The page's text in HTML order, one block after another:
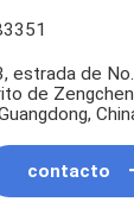
estrada de
de
contacto